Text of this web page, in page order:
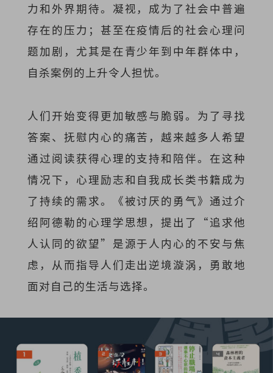
力和外界期待。凝视，成为了社会中普遍
存在的压力；​​甚至在疫情后的社会心理问
题加剧，尤其是在青少年到中年群体中，
自杀案例的上升令人担忧。
人们开始变得更加敏感与脆弱。为了寻找
答案、抚慰内心的痛苦，越来越多人希望
通过阅读获得心理的支持和陪伴。在这种
情况下，心理励志和自我成长类书籍成为
了持续的需求。《被讨厌的勇气》通过介
绍阿德勒的心理学思想，提出了“追求他
人认同的欲望”是源于人内心的不安与焦
虑，从而指导人们走出逆境漩涡，勇敢地
面对自己的生活与选择。